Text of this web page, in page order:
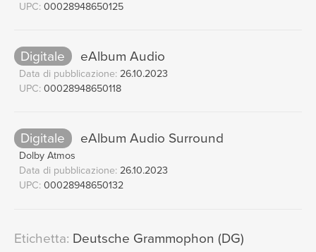
UPC: 00028948650125
Digitale eAlbum Audio
Data di pubblicazione: 26.10.2023
UPC: 00028948650118
Digitale eAlbum Audio Surround
Dolby Atmos
Data di pubblicazione: 26.10.2023
UPC: 00028948650132
Etichetta: Deutsche Grammophon (DG)